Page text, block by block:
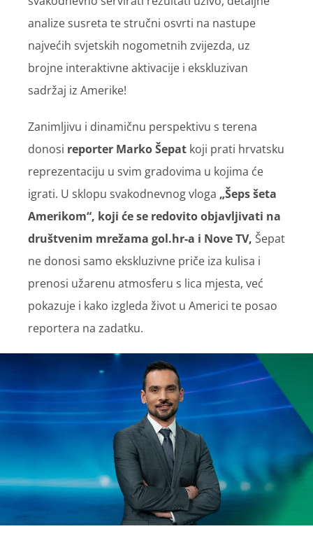
analize susreta te stručni osvrti na nastupe
najvećih svjetskih nogometnih zvijezda, uz
brojne interaktivne aktivacije i ekskluzivan
sadržaj iz Amerike!
Zanimljivu i dinamičnu perspektivu s terena
donosi reporter Marko Šepat koji prati hrvatsku
reprezentaciju u svim gradovima u kojima će
igrati. U sklopu svakodnevnog vloga „Šeps šeta
Amerikom“, koji će se redovito objavljivati na
društvenim mrežama gol.hr-a i Nove TV, Šepat
ne donosi samo ekskluzivne priče iza kulisa i
prenosi užarenu atmosferu s lica mjesta, već
pokazuje i kako izgleda život u Americi te posao
reportera na zadatku.